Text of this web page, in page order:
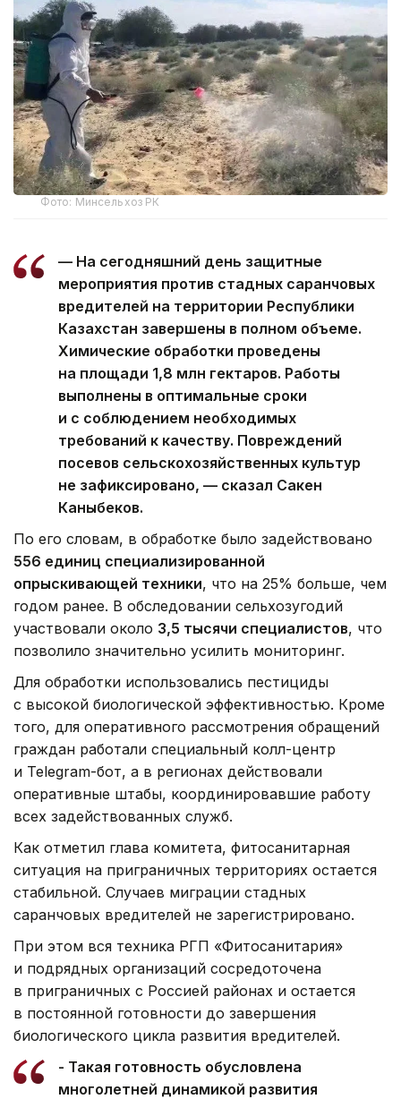
Фото: Минсельхоз РК
— На сегодняшний день защитные
мероприятия против стадных саранчовых
вредителей на территории Республики
Казахстан завершены в полном объеме.
Химические обработки проведены
на площади 1,8 млн гектаров. Работы
выполнены в оптимальные сроки
и с соблюдением необходимых
требований к качеству. Повреждений
посевов сельскохозяйственных культур
не зафиксировано, — сказал Сакен
Каныбеков.
По его словам, в обработке было задействовано
556 единиц специализированной
опрыскивающей техники, что на 25% больше, чем
годом ранее. В обследовании сельхозугодий
участвовали около 3,5 тысячи специалистов, что
позволило значительно усилить мониторинг.
Для обработки использовались пестициды
с высокой биологической эффективностью. Кроме
того, для оперативного рассмотрения обращений
граждан работали специальный колл-центр
и Telegram-бот, а в регионах действовали
оперативные штабы, координировавшие работу
всех задействованных служб.
Как отметил глава комитета, фитосанитарная
ситуация на приграничных территориях остается
стабильной. Случаев миграции стадных
саранчовых вредителей не зарегистрировано.
При этом вся техника РГП «Фитосанитария»
и подрядных организаций сосредоточена
в приграничных с Россией районах и остается
в постоянной готовности до завершения
биологического цикла развития вредителей.
- Такая готовность обусловлена
многолетней динамикой развития